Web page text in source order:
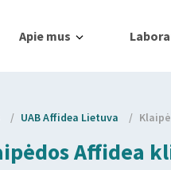
Apie mus
/ UAB Affidea Lietuva /
Affidea